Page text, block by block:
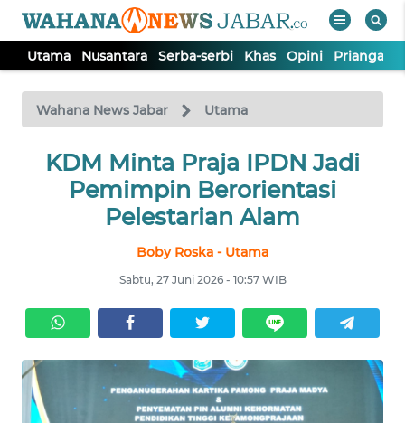
Utama Nusantara Serba-serbi Khas Opini Priangan
Wahana News Jabar Utama
KDM Minta Praja IPDN Jadi
Pemimpin Berorientasi
Pelestarian Alam
Boby Roska - Utama
Sabtu, 27 Juni 2026 - 10:57 WIB
TV
Tutup
UTAMA
KHAS
OPINI